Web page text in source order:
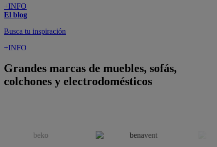
+INFO
El blog
Busca tu inspiración
+INFO
Grandes marcas de muebles, sofás,
colchones y electrodomésticos